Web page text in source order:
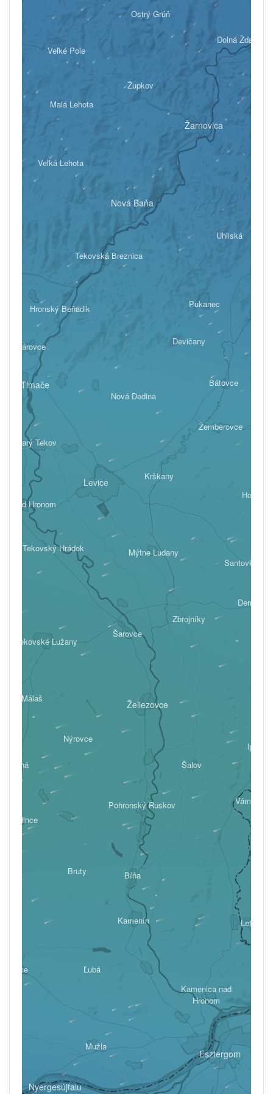
nad Hronom
Levice
Tekovský Hrádok
Zbrojníky
Santovka
Mýtne Ludany
Krškany
Tlmače
Kozárovce
Starý Tekov
Žemberovce
Bátovce
Nová Dedina
Devičany
Farná
Málaš
Tekovské Lužany
Nýrovce
Šalov
Želiezovce
Šarovce
Hronský Beňadik
Veľká Lehota
Tekovská Breznica
Pukanec
Uhliská
Nová Baňa
Malá Lehota
Veľké Pole
Ostrý Grúň
Žarnovica
Dolná Ždaňa
Župkov
Ludince
Bruty
Letkés
Kamenín
Pohronský Ruskov
Bíňa
Gbelce
Mužla
Ľubá
Nyergesújfalu
Esztergom
Kamenica nad
Hronom